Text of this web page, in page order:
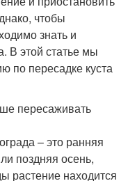
чтобы
знать и
В этой статье мы
по пересадке куста
пересаживать
– это ранняя
поздняя осень,
растение находится